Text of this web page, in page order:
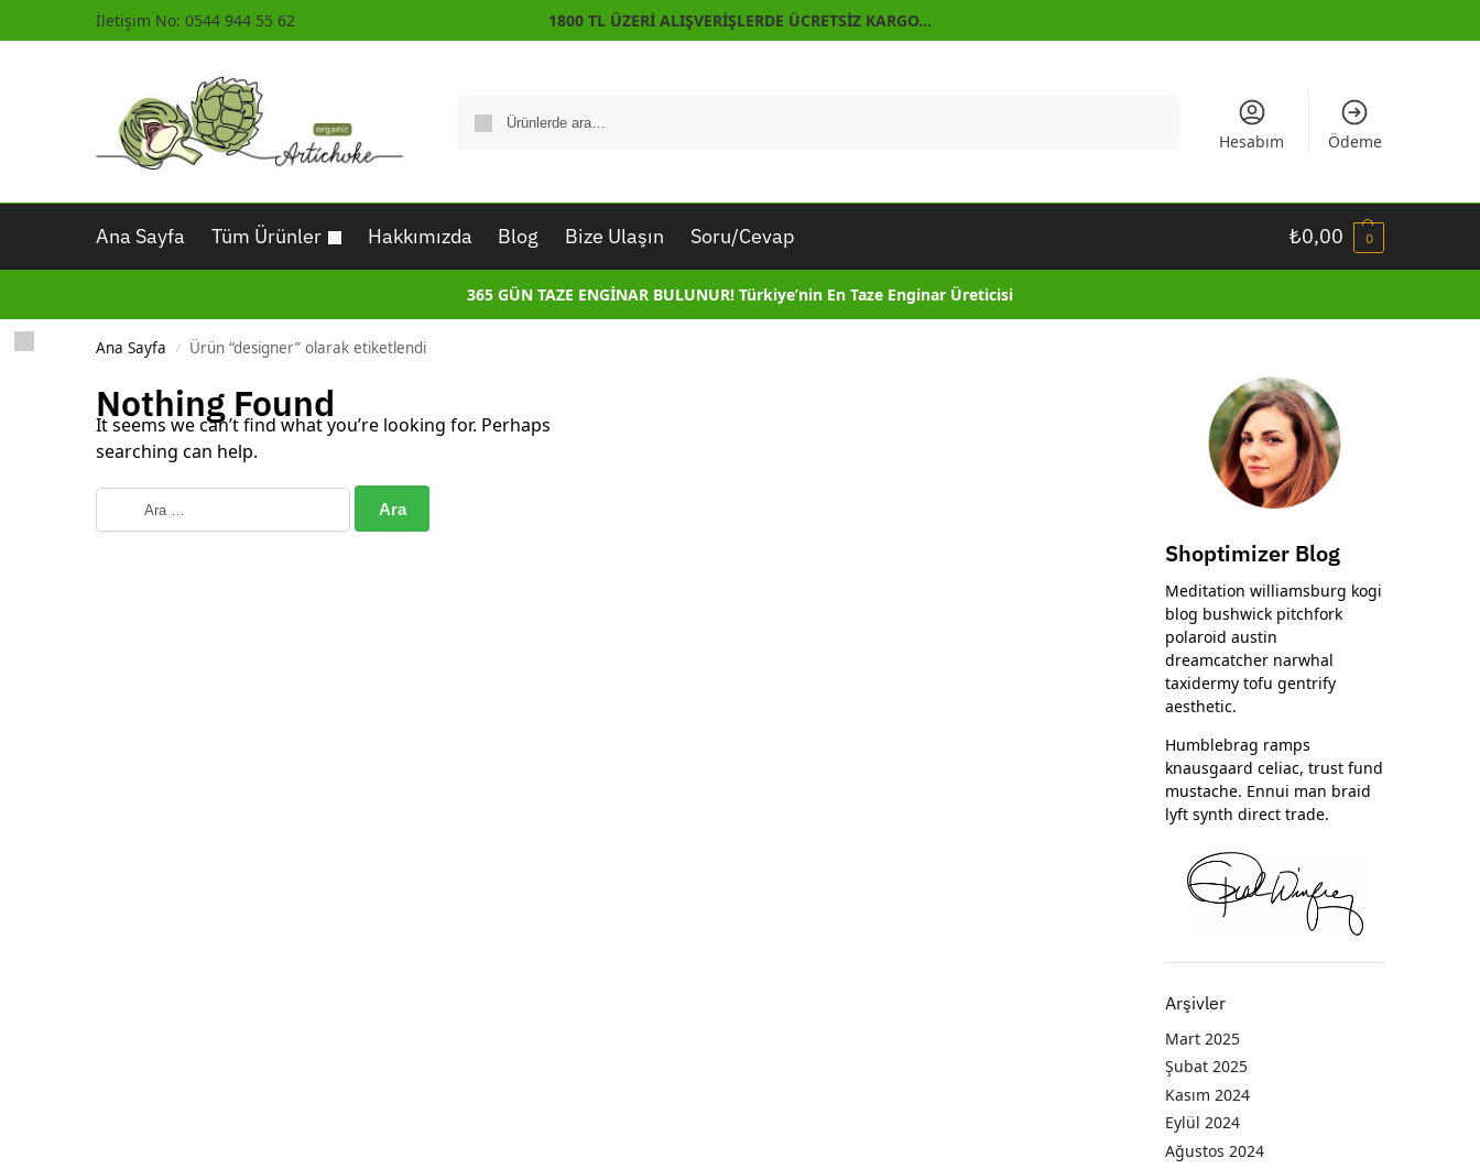
İletişim No: 0544 944 55 62 1800 TL ÜZERİ ALIŞVERİŞLERDE ÜCRETSİZ KARGO…
Hesabım Ödeme
Ana Sayfa Tüm Ürünler Hakkımızda Blog Bize Ulaşın Soru/Cevap ₺0,00 0
365 GÜN TAZE ENGİNAR BULUNUR! Türkiye’nin En Taze Enginar Üreticisi
Ana Sayfa / Ürün “designer” olarak etiketlendi
Nothing Found
It seems we can’t find what you’re looking for. Perhaps
searching can help.
Shoptimizer Blog
Meditation williamsburg kogi
blog bushwick pitchfork
polaroid austin
dreamcatcher narwhal
taxidermy tofu gentrify
aesthetic.
Humblebrag ramps
knausgaard celiac, trust fund
mustache. Ennui man braid
lyft synth direct trade.
Arşivler
Mart 2025
Şubat 2025
Kasım 2024
Eylül 2024
Ağustos 2024